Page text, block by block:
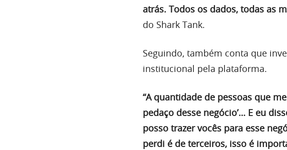
atrás. Todos os dados, todas as
do Shark Tank.
Seguindo, também conta que
institucional pela plataforma.
“A quantidade de pessoas que
pedaço desse negócio’… E eu
posso trazer vocês para esse
perdi é de terceiros, isso é